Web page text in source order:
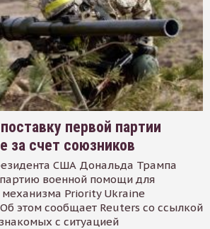
первой партии
за счет союзников
США Дональда Трампа
военной помощи для
Priority Ukraine
этом сообщает Reuters со ссылкой
с ситуацией